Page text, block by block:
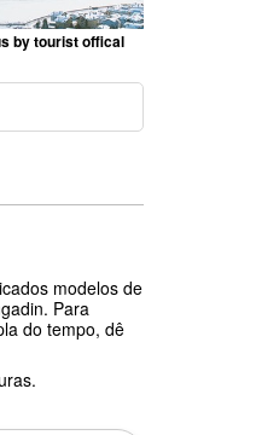
by tourist offical
modelos de
Para
do tempo, dê